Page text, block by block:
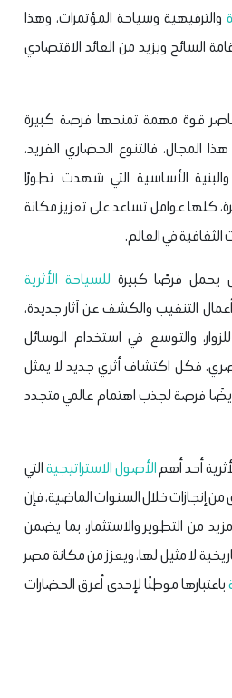
والترفيهية وسياحة المؤتمرات، وهذا
السائح ويزيد من العائد الاقتصادي
قوة مهمة تمنحها فرصة كبيرة
المجال، فالتنوع الحضاري الفريد،
والبنية الأساسية التي شهدت تطورًا
كلها عوامل تساعد على تعزيز مكانة
في العالم.
يحمل فرصًا كبيرة للسياحة الأثرية
التنقيب والكشف عن آثار جديدة،
والتوسع في استخدام الوسائل
فكل اكتشاف أثري جديد لا يمثل
فرصة لجذب اهتمام عالمي متجدد
أحد أهمالأصول الاستراتيجيةالتي
إنجازات خلال السنوات الماضية، فإن
من التطوير والاستثمار، بما يضمن
لا مثيل لها، ويعزز من مكانة مصر
باعتبارها موطنًا لإحدى أعرق الحضارات